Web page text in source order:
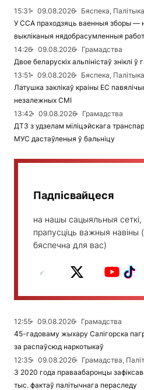
15:31 09.08.2026
Бяспека, Палітыка
У ССА праходзяць ваенныя зборы —
выкліканыя нядобрасумленныя
14:26
09.08.2026
Грамадства
Двое беларускіх альпіністаў зніклі
13:51
09.08.2026
Бяспека, Палітыка
Латушка заклікаў краіны ЕС
незалежных СМІ
13:42
09.08.2026
Грамадства
ДТЗ з удзелам міліцэйскага
МУС дастаўленыя ў бальніцу
Падпісвайцеся
на нашы сацыяльныя сеткі,
прапусціць важныя навіны
бяспечна для вас)
12:55 09.08.2026
Грамадства
45-гадоваму жыхару Салігорска
за распаўсюд наркотыкаў
12:35
09.08.2026
Грамадства,
З 2020 года праваабаронцы
тыс. фактаў палітычнага пераследу